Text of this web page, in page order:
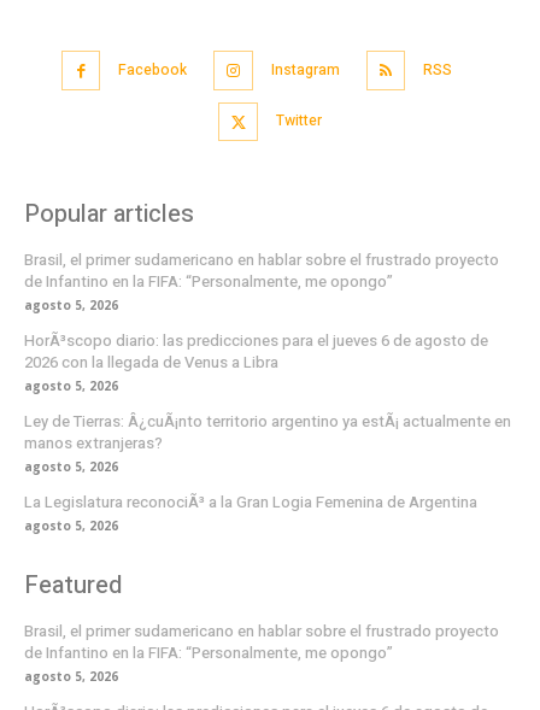
Facebook Instagram RSS
Twitter
Popular articles
Brasil, el primer sudamericano en hablar sobre el frustrado proyecto
de Infantino en la FIFA: “Personalmente, me opongo”
agosto 5, 2026
HorÃ³scopo diario: las predicciones para el jueves 6 de agosto de
2026 con la llegada de Venus a Libra
agosto 5, 2026
Ley de Tierras: Â¿cuÃ¡nto territorio argentino ya estÃ¡ actualmente en
manos extranjeras?
agosto 5, 2026
La Legislatura reconociÃ³ a la Gran Logia Femenina de Argentina
agosto 5, 2026
Featured
Brasil, el primer sudamericano en hablar sobre el frustrado proyecto
de Infantino en la FIFA: “Personalmente, me opongo”
agosto 5, 2026